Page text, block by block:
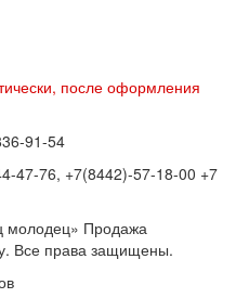
после оформления
91-54
47-76, +7(8442)-57-18-00 +7
молодец» Продажа
Все права защищены.